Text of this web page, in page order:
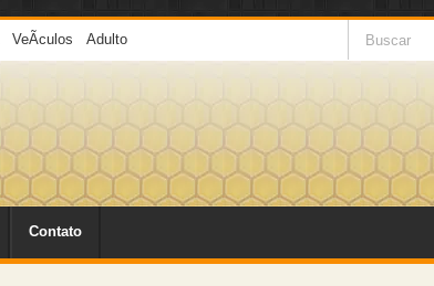
VeÃ­culos Adulto
Contato